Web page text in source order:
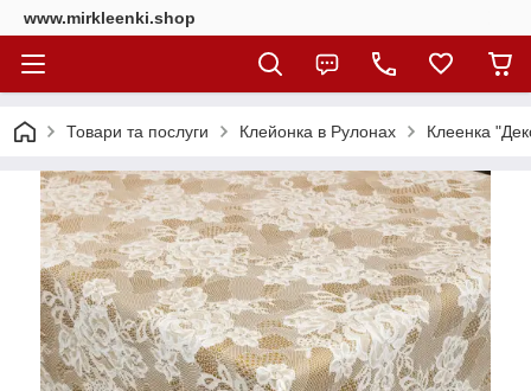
www.mirkleenki.shop
Товари та послуги Клейонка в Рулонах Клеенка